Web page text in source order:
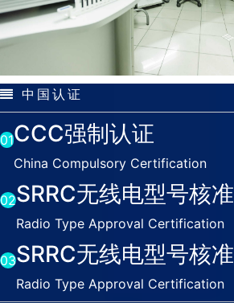
中国认证
01CCC强制认证
China Compulsory Certification
02SRRC无线电型号核准
Radio Type Approval Certification
03SRRC无线电型号核准
Radio Type Approval Certification